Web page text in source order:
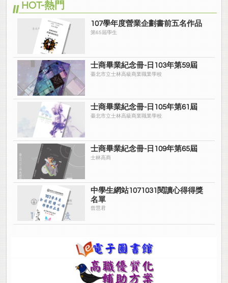
HOT-熱門
107學年度營業企劃書前五名作品
第65屆學生
士商畢業紀念冊-日103年第59屆
臺北市立士林高級商業職業學校
士商畢業紀念冊-日105年第61屆
臺北市立士林高級商業職業學校
士商畢業紀念冊-日109年第65屆
士林高商
中學生網站1071031閱讀心得得獎
名單
曾慧君